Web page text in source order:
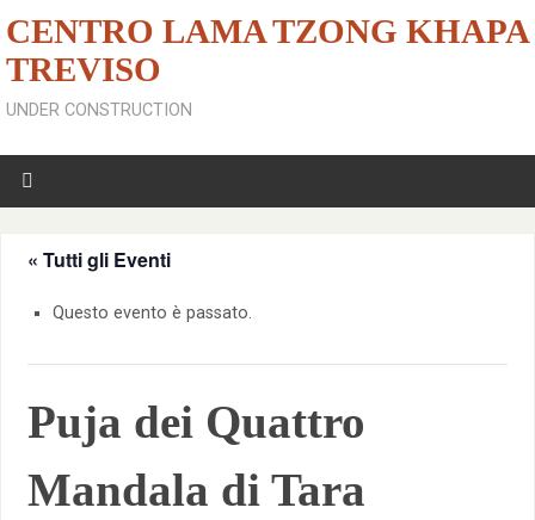
CENTRO LAMA TZONG KHAPA
TREVISO
UNDER CONSTRUCTION
« Tutti gli Eventi
Questo evento è passato.
Puja dei Quattro
Mandala di Tara